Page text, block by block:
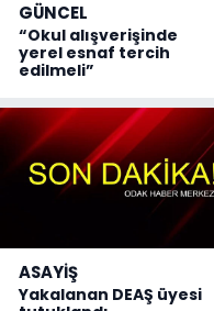
GÜNCEL
“Okul alışverişinde
yerel esnaf tercih
edilmeli”
ASAYİŞ
Yakalanan DEAŞ üyesi